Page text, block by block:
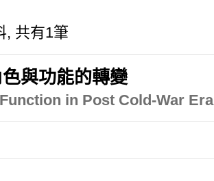
, 共有1筆
與功能的轉變
in Post Cold-War Era